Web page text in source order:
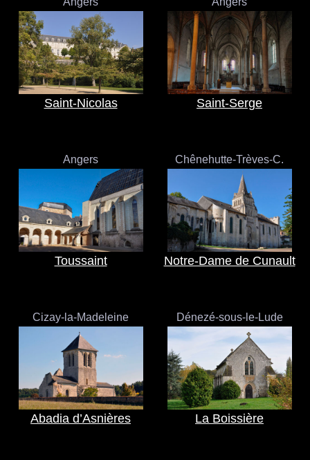
Saint-Nicolas Saint-Serge
Angers
Toussaint
Chênehutte-Trèves-C.
Notre-Dame de Cunault
Cizay-la-Madeleine
Abadia d’Asnières
Dénezé-sous-le-Lude
La Boissière